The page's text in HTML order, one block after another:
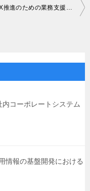
広報DX推進のための業務支援ツール開発
コーポレートシステム
情報の基盤開発における